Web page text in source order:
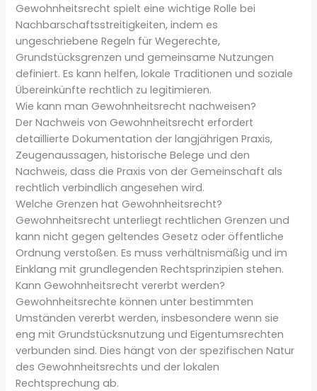
Gewohnheitsrecht spielt eine wichtige Rolle bei
Nachbarschaftsstreitigkeiten, indem es
ungeschriebene Regeln für Wegerechte,
Grundstücksgrenzen und gemeinsame Nutzungen
definiert. Es kann helfen, lokale Traditionen und soziale
Übereinkünfte rechtlich zu legitimieren.
Wie kann man Gewohnheitsrecht nachweisen?
Der Nachweis von Gewohnheitsrecht erfordert
detaillierte Dokumentation der langjährigen Praxis,
Zeugenaussagen, historische Belege und den
Nachweis, dass die Praxis von der Gemeinschaft als
rechtlich verbindlich angesehen wird.
Welche Grenzen hat Gewohnheitsrecht?
Gewohnheitsrecht unterliegt rechtlichen Grenzen und
kann nicht gegen geltendes Gesetz oder öffentliche
Ordnung verstoßen. Es muss verhältnismäßig und im
Einklang mit grundlegenden Rechtsprinzipien stehen.
Kann Gewohnheitsrecht vererbt werden?
Gewohnheitsrechte können unter bestimmten
Umständen vererbt werden, insbesondere wenn sie
eng mit Grundstücksnutzung und Eigentumsrechten
verbunden sind. Dies hängt von der spezifischen Natur
des Gewohnheitsrechts und der lokalen
Rechtsprechung ab.